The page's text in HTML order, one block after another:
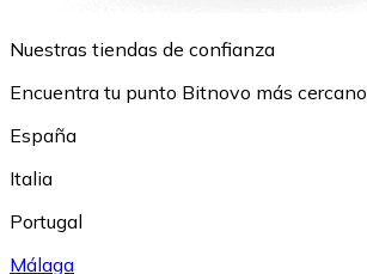
Nuestras tiendas de confianza
Encuentra tu punto Bitnovo más cercano
España
Italia
Portugal
Málaga